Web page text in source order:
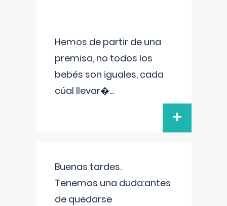
Hemos de partir de una
premisa, no todos los
bebés son iguales, cada
cúal llevar�...
+
Buenas tardes.
Tenemos una duda:antes
de quedarse